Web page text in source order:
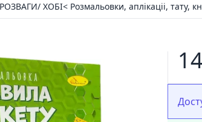
ХОБІ< Розмальовки, аплікаціі, тату,